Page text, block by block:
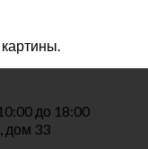
до 18:00
дом 33